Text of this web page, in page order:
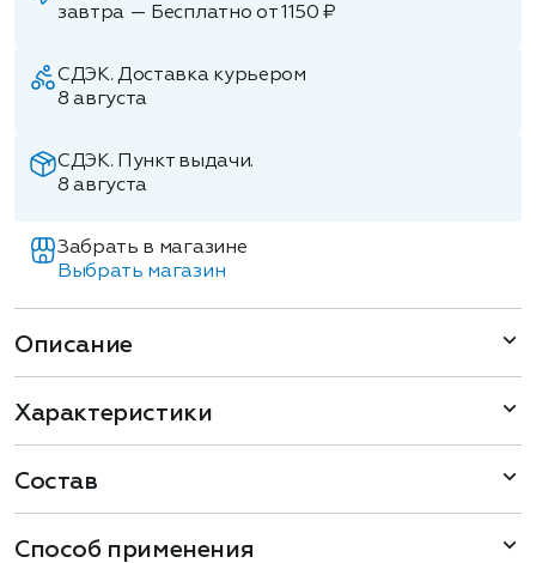
завтра — Бесплатно от 1150 ₽
СДЭК. Доставка курьером
8 августа
СДЭК. Пункт выдачи.
8 августа
Забрать в магазине
Выбрать магазин
Описание
Характеристики
Состав
Способ применения